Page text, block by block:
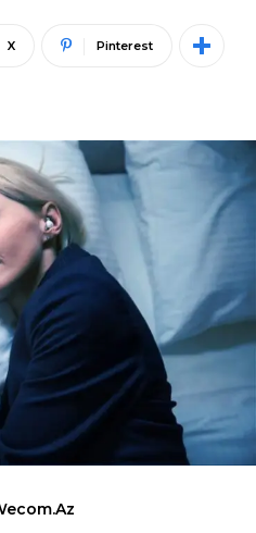
X Pinterest